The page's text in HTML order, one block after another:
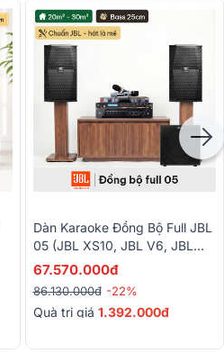
Dàn Karaoke Đồng Bộ Full JBL
05 (JBL XS10, JBL V6, JBL
VX9, Alto TX12S, BBS-S290D)
67.570.000đ
86.130.000đ -22%
Quà trị giá 1.392.000đ